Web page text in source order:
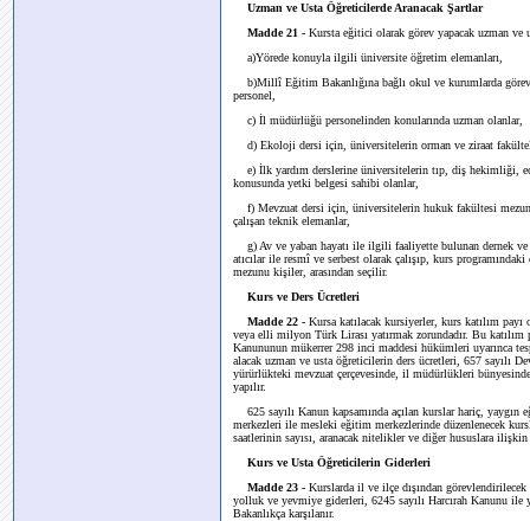
Uzman ve Usta Öğreticilerde Aranacak Şartlar
Madde 21 - Kursta eğitici olarak görev yapacak uzman ve
a)Yörede konuyla ilgili üniversite öğretim elemanları,
b)Millî Eğitim Bakanlığına bağlı okul ve kurumlarda görev
personel,
c) İl müdürlüğü personelinden konularında uzman olanlar,
d) Ekoloji dersi için, üniversitelerin orman ve ziraat
e) İlk yardım derslerine üniversitelerin tıp, diş hekimliği,
konusunda yetki belgesi sahibi olanlar,
f) Mevzuat dersi için, üniversitelerin hukuk fakültesi
çalışan teknik elemanlar,
g) Av ve yaban hayatı ile ilgili faaliyette bulunan dernek
atıcılar ile resmî ve serbest olarak çalışıp, kurs
mezunu kişiler, arasından seçilir.
Kurs ve Ders Ücretleri
Madde 22 - Kursa katılacak kursiyerler, kurs katılım
veya elli milyon Türk Lirası yatırmak zorundadır. Bu
Kanununun mükerrer 298 inci maddesi hükümleri uyarınca
alacak uzman ve usta öğreticilerin ders ücretleri, 657 sayılı
yürürlükteki mevzuat çerçevesinde, il müdürlükleri
yapılır.
625 sayılı Kanun kapsamında açılan kurslar hariç,
merkezleri ile mesleki eğitim merkezlerinde düzenlenecek
saatlerinin sayısı, aranacak nitelikler ve diğer hususlara
Kurs ve Usta Öğreticilerin Giderleri
Madde 23 - Kurslarda il ve ilçe dışından görevlendirilecek
yolluk ve yevmiye giderleri, 6245 sayılı Harcırah Kanunu ile
Bakanlıkça karşılanır.